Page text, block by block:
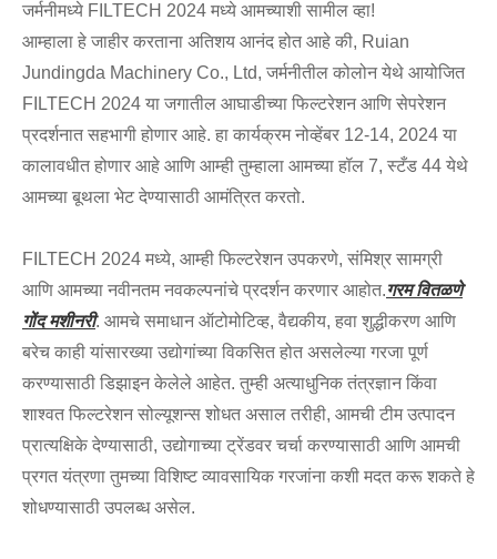
जर्मनीमध्ये FILTECH 2024 मध्ये आमच्याशी सामील व्हा!
आम्हाला हे जाहीर करताना अतिशय आनंद होत आहे की, Ruian
Jundingda Machinery Co., Ltd, जर्मनीतील कोलोन येथे आयोजित
FILTECH 2024 या जगातील आघाडीच्या फिल्टरेशन आणि सेपरेशन
प्रदर्शनात सहभागी होणार आहे. हा कार्यक्रम नोव्हेंबर 12-14, 2024 या
कालावधीत होणार आहे आणि आम्ही तुम्हाला आमच्या हॉल 7, स्टँड 44 येथे
आमच्या बूथला भेट देण्यासाठी आमंत्रित करतो.
FILTECH 2024 मध्ये, आम्ही फिल्टरेशन उपकरणे, संमिश्र सामग्री
आणि आमच्या नवीनतम नवकल्पनांचे प्रदर्शन करणार आहोत.गरम वितळणे
गोंद मशीनरी. आमचे समाधान ऑटोमोटिव्ह, वैद्यकीय, हवा शुद्धीकरण आणि
बरेच काही यांसारख्या उद्योगांच्या विकसित होत असलेल्या गरजा पूर्ण
करण्यासाठी डिझाइन केलेले आहेत. तुम्ही अत्याधुनिक तंत्रज्ञान किंवा
शाश्वत फिल्टरेशन सोल्यूशन्स शोधत असाल तरीही, आमची टीम उत्पादन
प्रात्यक्षिके देण्यासाठी, उद्योगाच्या ट्रेंडवर चर्चा करण्यासाठी आणि आमची
प्रगत यंत्रणा तुमच्या विशिष्ट व्यावसायिक गरजांना कशी मदत करू शकते हे
शोधण्यासाठी उपलब्ध असेल.